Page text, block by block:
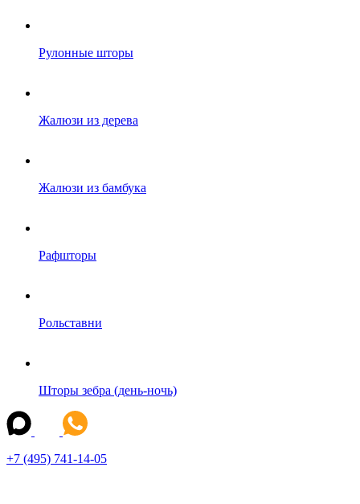
Рулонные шторы
Жалюзи из дерева
Жалюзи из бамбука
Рафшторы
Рольставни
Шторы зебра (день-ночь)
+7 (495) 741-14-05